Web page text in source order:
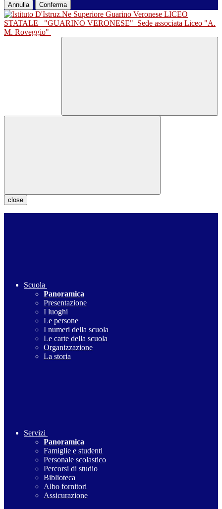
Annulla Conferma
LICEO
STATALE
"GUARINO VERONESE" Sede associata Liceo "A.
M. Roveggio"
close
Scuola
Panoramica
Presentazione
I luoghi
Le persone
I numeri della scuola
Le carte della scuola
Organizzazione
La storia
Servizi
Panoramica
Famiglie e studenti
Personale scolastico
Percorsi di studio
Biblioteca
Albo fornitori
Assicurazione